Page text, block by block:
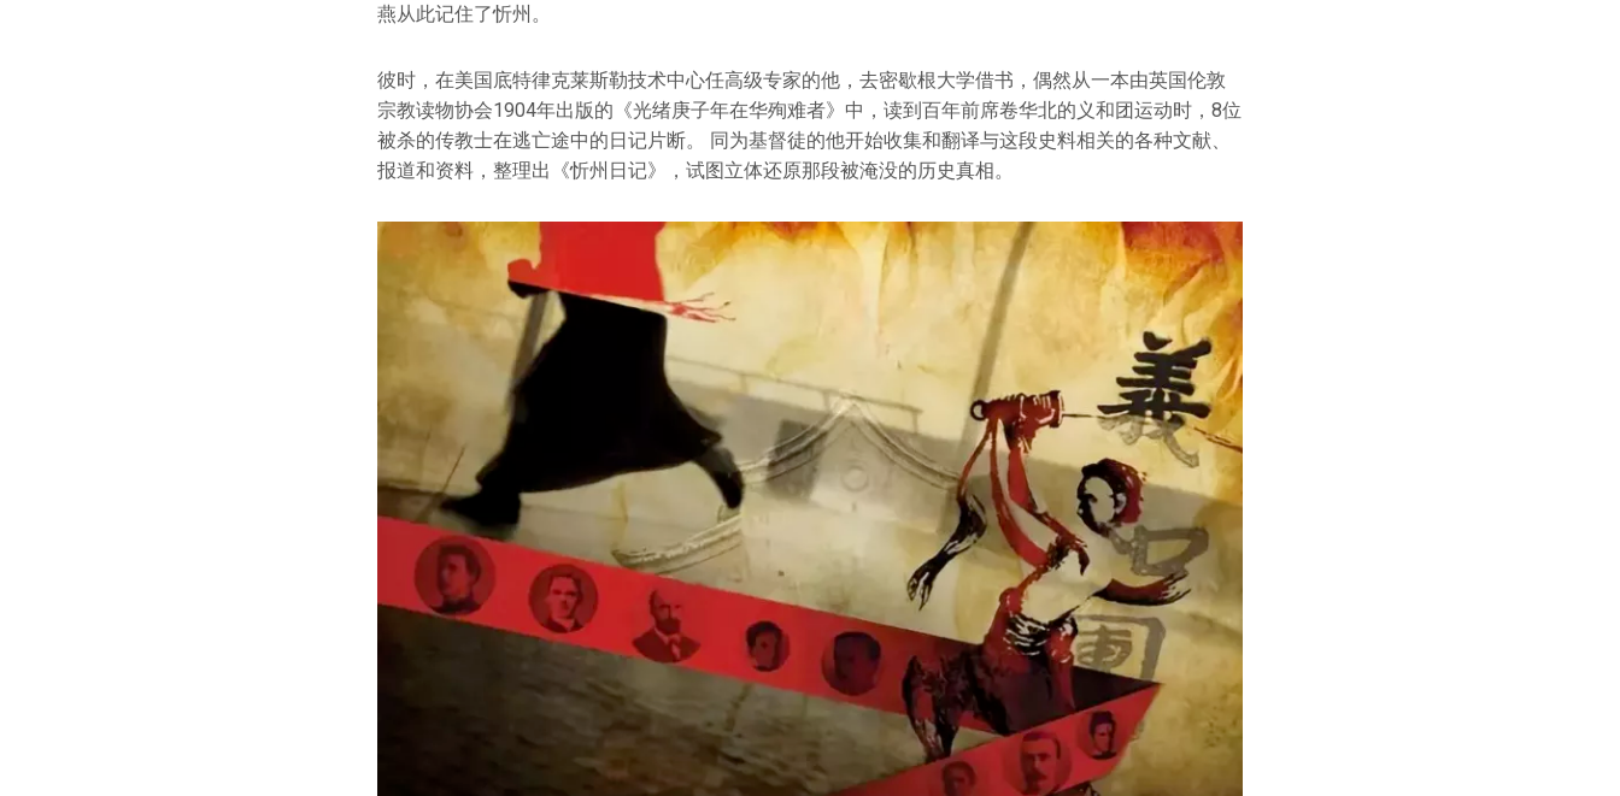
燕从此记住了忻州。
彼时，在美国底特律克莱斯勒技术中心任高级专家的他，去密歇根大学借书，偶然从一本由英国伦敦
宗教读物协会1904年出版的《光绪庚子年在华殉难者》中，读到百年前席卷华北的义和团运动时，8位
被杀的传教士在逃亡途中的日记片断。 同为基督徒的他开始收集和翻译与这段史料相关的各种文献、
报道和资料，整理出《忻州日记》，试图立体还原那段被淹没的历史真相。